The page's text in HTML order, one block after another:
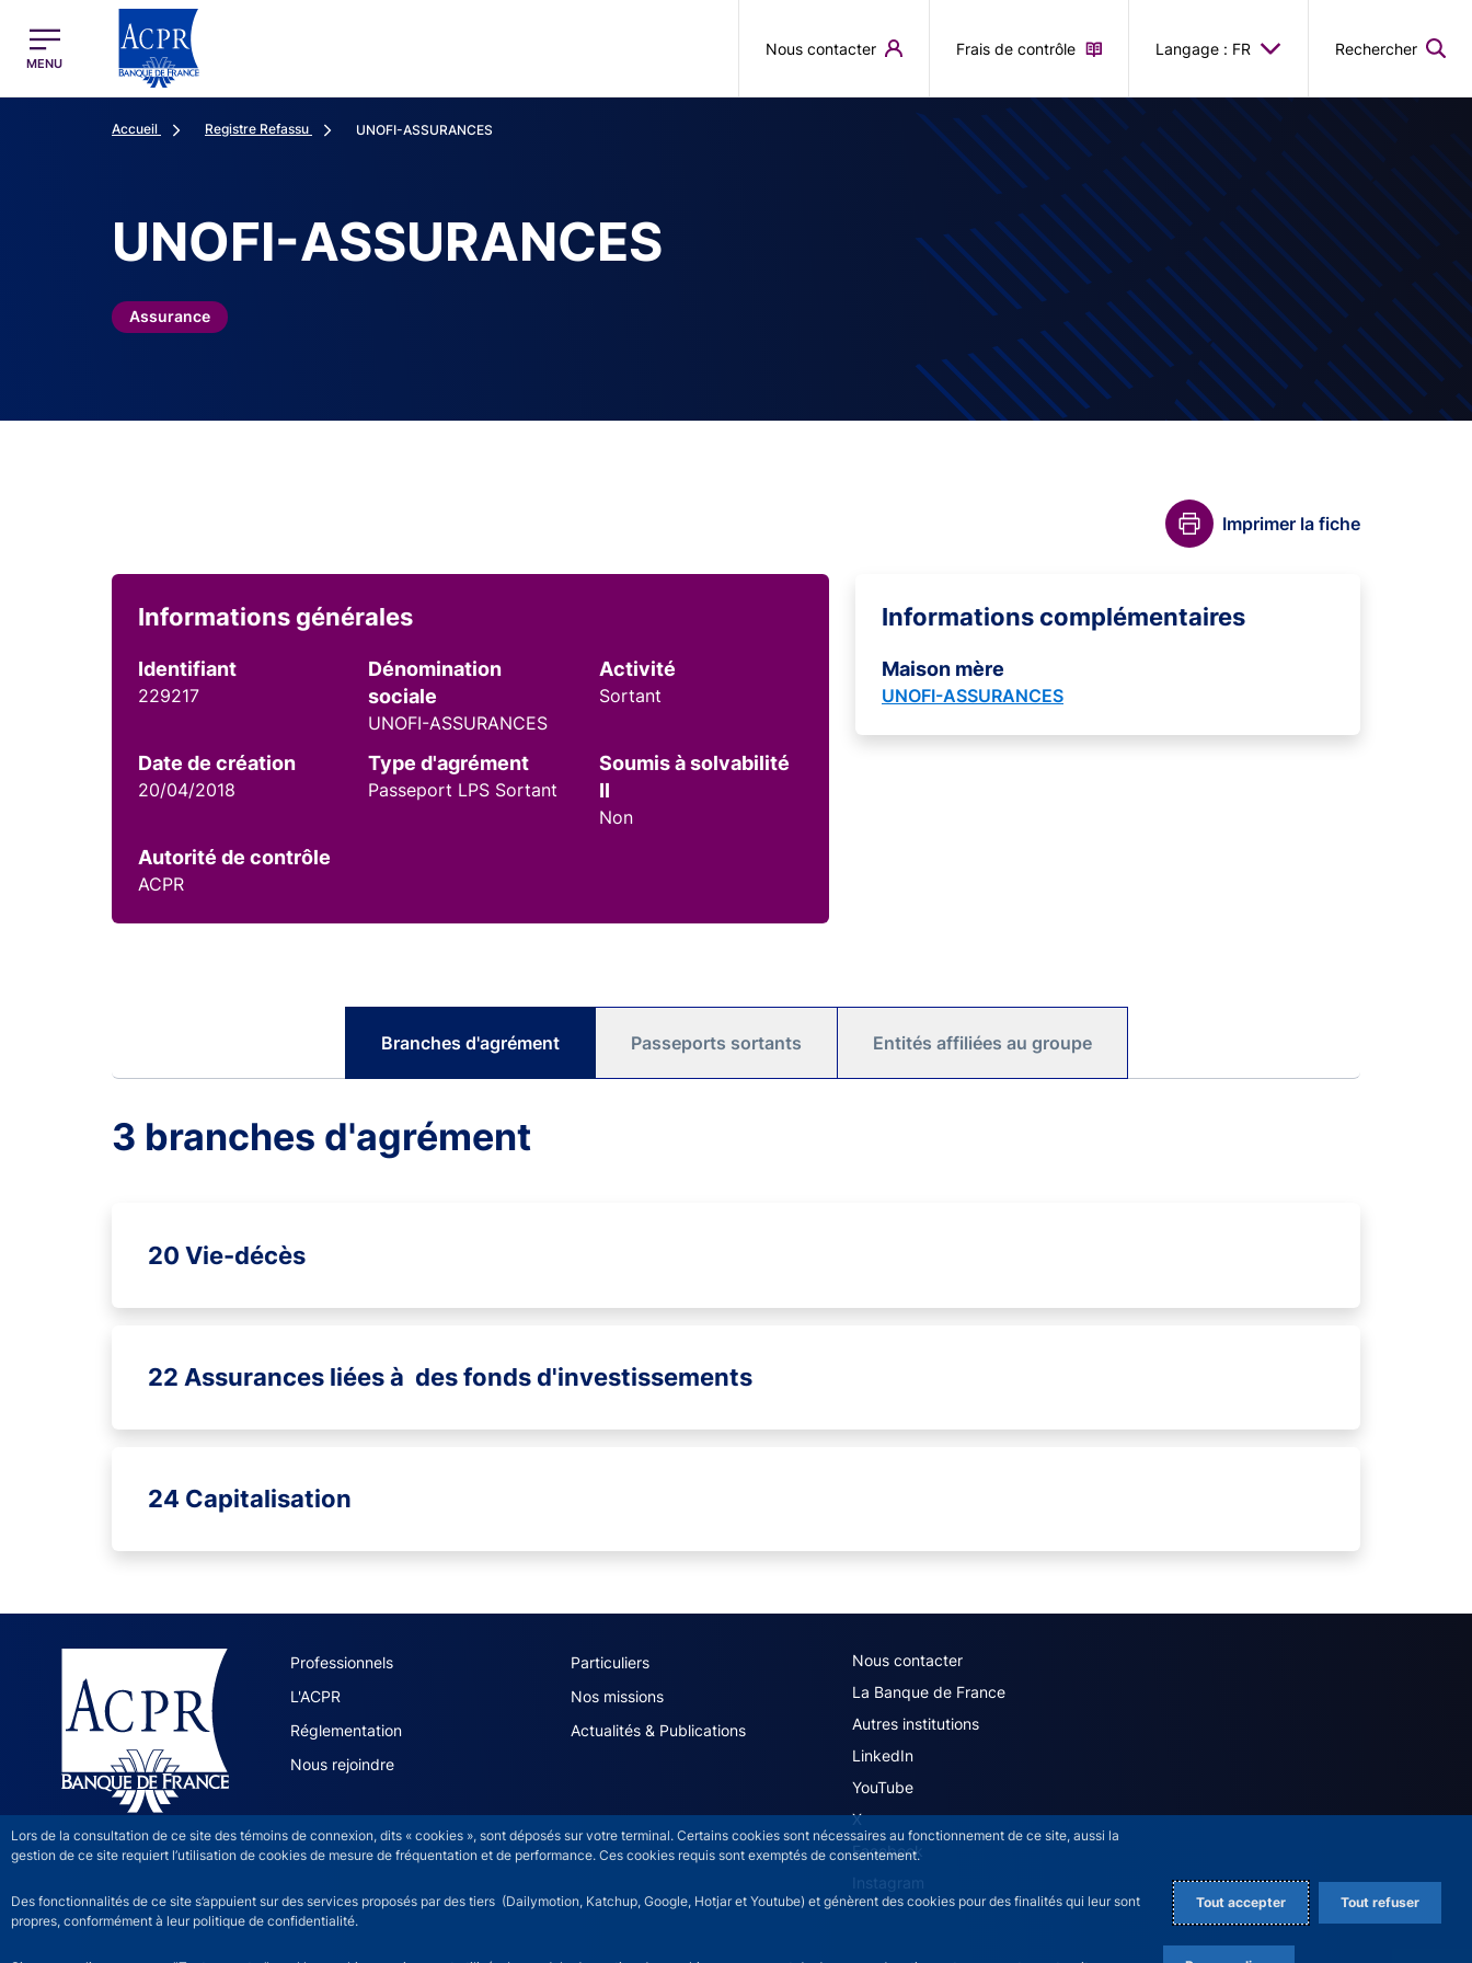
Lors de la consultation de ce site des témoins de connexion, dits « cookies », sont déposés sur votre terminal. Certains cookies sont nécessaires au fonctionnement de ce site, aussi la
gestion de ce site requiert l’utilisation de cookies de mesure de fréquentation et de performance. Ces cookies requis sont exemptés de consentement.
Des fonctionnalités de ce site s’appuient sur des services proposés par des tiers (Dailymotion, Katchup, Google, Hotjar et Youtube) et génèrent des cookies pour des finalités qui leur sont
propres, conformément à leur politique de confidentialité.
Tout accepter Tout refuser
ACPR Menu Principal (French)
MENU
Nous contacter Frais de contrôle Langage : FR Rechercher
Accueil Registre Refassu UNOFI-ASSURANCES
UNOFI-ASSURANCES
Assurance
Imprimer la fiche
Informations générales
Identifiant
229217
Dénomination
sociale
UNOFI-ASSURANCES
Activité
Sortant
Date de création
20/04/2018
Type d'agrément
Passeport LPS Sortant
Soumis à solvabilité
II
Non
Autorité de contrôle
ACPR
Informations complémentaires
Maison mère
UNOFI-ASSURANCES
Branches d'agrément Passeports sortants Entités affiliées au groupe
3 branches d'agrément
20 Vie-décès
22 Assurances liées à des fonds d'investissements
24 Capitalisation
ACPR site navigation (French)
Professionnels
Particuliers
L'ACPR
Nos missions
Réglementation
Actualités & Publications
Nous rejoindre
ACPR footer secondary menu (French)
Nous contacter
La Banque de France
Autres institutions
LinkedIn
YouTube
X
Facebook
Instagram